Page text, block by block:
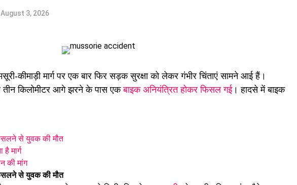
Small Finance Bank)
: आवेदन और पंजीकरण प्रक्रिया (How to Register)
ममता चौहान नेगी के अनुसार, रोजगार मेले में भाग लेने के लिए अभ्यर्थियों का पंजीकरण
इच्छुक अभ्यर्थी साक्षात्कार में शामिल होने से पहले किसी भी कार्य दिवस में कार्यालय
सकते हैं।
August 3, 2026
कीमाड़ी मार्ग पर एक बार फिर सड़क सुरक्षा को लेकर गंभीर चिंताएं सामने आई हैं।
तीन किलोमीटर आगे झरने के पास एकबाइक अनियंत्रित होकर फिसल गई। हादसे में बाइक
से युवक की मौत
मार्ग
की मांग
से युवक की मौत